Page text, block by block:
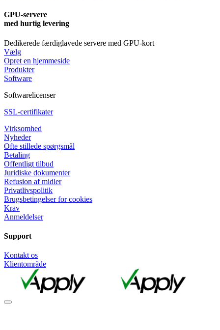
GPU-servere
med hurtig levering
Dedikerede færdiglavede servere med GPU-kort
Vælg
Opret en hjemmeside
Produkter
Software
Softwarelicenser
SSL-certifikater
Virksomhed
Nyheder
Ofte stillede spørgsmål
Betaling
Offentligt tilbud
Juridiske dokumenter
Refusion af midler
Privatlivspolitik
Brugsbetingelser for cookies
Krav
Anmeldelser
Support
Kontakt os
Klientområde